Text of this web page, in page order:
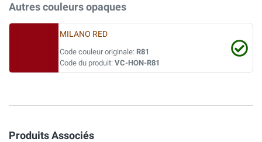
Autres couleurs opaques
MILANO RED
Code couleur originale: R81
Code du produit: VC-HON-R81
Produits Associés